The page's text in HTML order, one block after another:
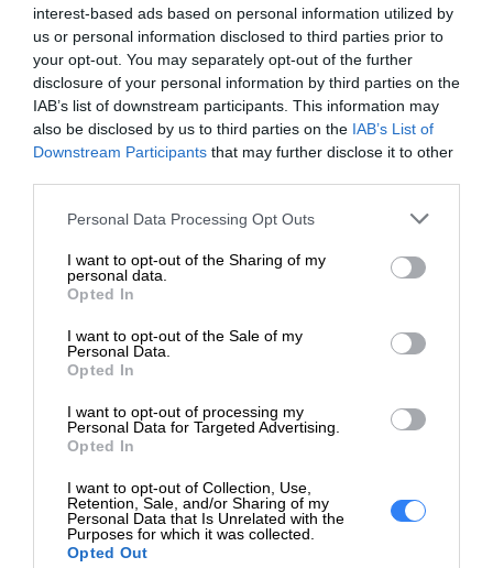
interest-based ads based on personal information utilized by
us or personal information disclosed to third parties prior to
your opt-out. You may separately opt-out of the further
disclosure of your personal information by third parties on the
IAB’s list of downstream participants. This information may
also be disclosed by us to third parties on the IAB’s List of
Downstream Participants that may further disclose it to other
Personal Data Processing Opt Outs
I want to opt-out of the Sharing of my
personal data.
Opted In
I want to opt-out of the Sale of my
Personal Data.
Opted In
I want to opt-out of processing my
Personal Data for Targeted Advertising.
Opted In
I want to opt-out of Collection, Use,
Retention, Sale, and/or Sharing of my
Personal Data that Is Unrelated with the
Purposes for which it was collected.
Opted Out
Głębokość 440 mm
Masa netto 3,69 kg
Deklarowana waga jest wagą minimalną i może różnić się w
INFORMACJE HANDLOWE
producenta
Dell Technologies
Round Rock, TX 78664
https://dell.com